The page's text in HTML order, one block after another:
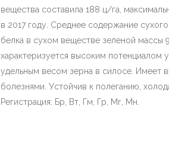
вещества составила 188 ц/га,
в 2017 году. Среднее содержание
белка в сухом веществе зеленой массы
характеризуется высоким
удельным весом зерна в силосе. Имеет
болезнями. Устойчив к полеганию,
Регистрация: Бр, Вт, Гм, Гр, Мг, Мн.